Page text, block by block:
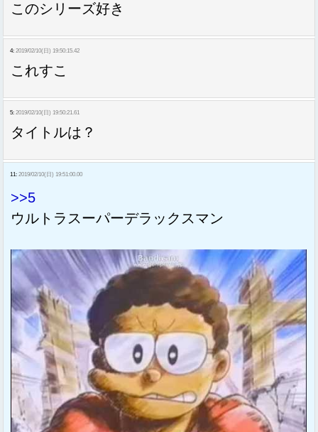
このシリーズ好き
4: 2019/02/10(日) 19:50:15.42
これすこ
5: 2019/02/10(日) 19:50:21.61
タイトルは？
11: 2019/02/10(日) 19:51:00.00
>>5
ウルトラスーパーデラックスマン